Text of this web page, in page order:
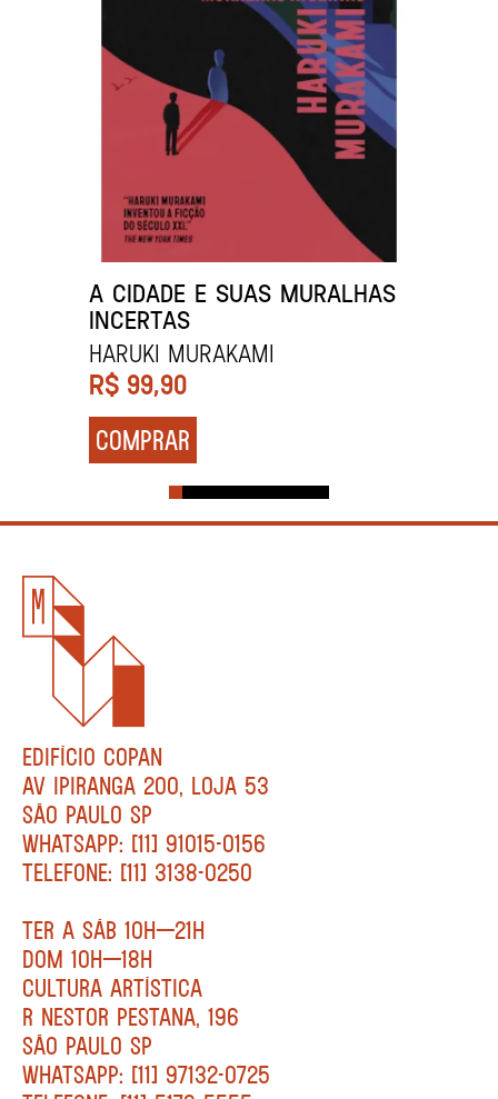
A CIDADE E SUAS MURALHAS
INCERTAS
HARUKI MURAKAMI
R$ 99,90
COMPRAR
EDIFÍCIO COPAN
AV IPIRANGA 200, LOJA 53
SÃO PAULO SP
WHATSAPP: [11] 91015-0156
TELEFONE: [11] 3138-0250
TER A SÁB 10H—21H
DOM 10H—18H
CULTURA ARTÍSTICA
R NESTOR PESTANA, 196
SÃO PAULO SP
WHATSAPP: [11] 97132-0725